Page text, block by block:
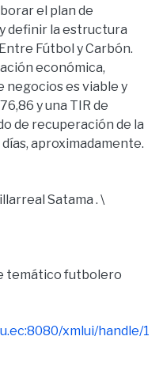
el plan de
definir la estructura
Fútbol y Carbón.
económica,
negocios es viable y
y una TIR de
de recuperación de la
aproximadamente.
Satama . \
temático futbolero
xmlui/handle/1